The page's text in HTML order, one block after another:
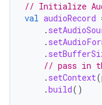
// Initialize
val audioRecord
.
.
.
// pass in
. setContext(
.build()